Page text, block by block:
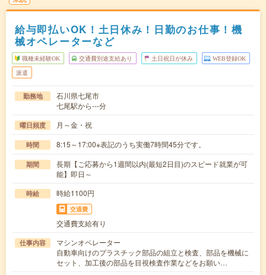
給与即払いOK！土日休み！日勤のお仕事！機
械オペレーターなど
職種未経験OK 交通費別途支給あり 土日祝日が休み WEB登録OK
派遣
勤務地
石川県七尾市
七尾駅から---分
曜日頻度 月～金・祝
時間 8:15～17:00※表記のうち実働7時間45分です。
期間
長期【ご応募から1週間以内(最短2日目)のスピード就業が可
能】即日～
時給 時給1100円
交通費
交通費支給有り
仕事内容
マシンオペレーター
自動車向けのプラスチック部品の組立と検査、部品を機械に
セット、加工後の部品を目視検査作業などをお願い…